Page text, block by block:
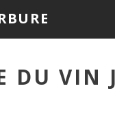
DU VIN